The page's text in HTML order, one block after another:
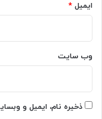
ایمیل *
وب‌ سایت
ذخیره نام، ایمیل و